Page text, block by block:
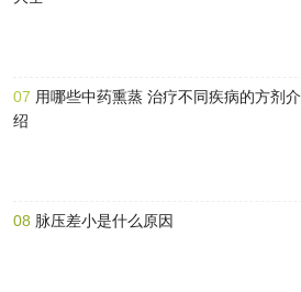
07 用哪些中药熏蒸 治疗不同疾病的方剂介
绍
08 脉压差小是什么原因